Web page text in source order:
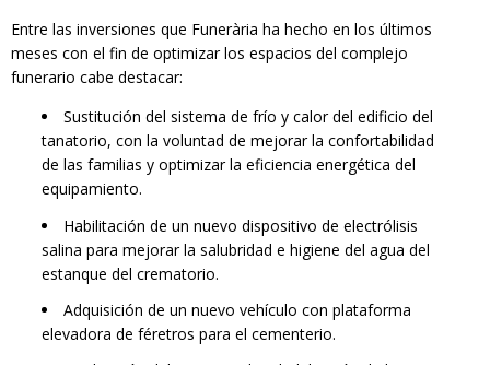
Entre las inversiones que Funerària ha hecho en los últimos
meses con el fin de optimizar los espacios del complejo
funerario cabe destacar:
Sustitución del sistema de frío y calor del edificio del
tanatorio, con la voluntad de mejorar la confortabilidad
de las familias y optimizar la eficiencia energética del
equipamiento.
Habilitación de un nuevo dispositivo de electrólisis
salina para mejorar la salubridad e higiene del agua del
estanque del crematorio.
Adquisición de un nuevo vehículo con plataforma
elevadora de féretros para el cementerio.